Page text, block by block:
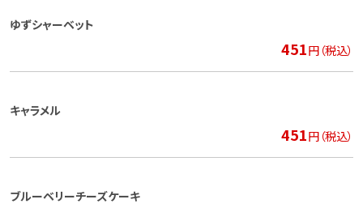
ゆずシャーベット
451円（税込）
キャラメル
451円（税込）
ブルーベリーチーズケーキ